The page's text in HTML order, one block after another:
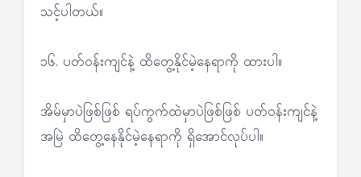
သင့်ပါတယ်။
၁၆. ပတ်ဝန်းကျင်နဲ့ ထိတွေ့နိုင်မဲ့နေရာကို ထားပါ။
အိမ်မှာပဲဖြစ်ဖြစ် ရပ်ကွက်ထဲမှာပဲဖြစ်ဖြစ် ပတ်ဝန်းကျင်နဲ့
အမြဲ ထိတွေ့နေနိုင်မဲ့နေရာကို ရှိအောင်လုပ်ပါ။